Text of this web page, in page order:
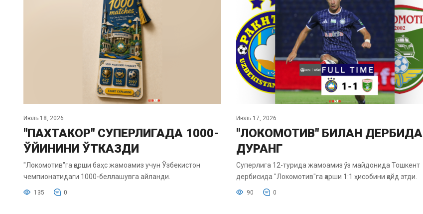
Июль 18, 2026
"ПАХТАКОР" СУПЕРЛИГАДА 1000-
ЎЙИНИНИ ЎТКАЗДИ
"Локомотив"га қарши баҳс жамоамиз учун Ўзбекистон
чемпионатидаги 1000-беллашувга айланди.
135 0
Июль 17, 2026
"ЛОКОМОТИВ" БИЛАН ДЕРБИДА
ДУРАНГ
Суперлига 12-турида жамоамиз ўз майдонида Тошкент
дербисида "Локомотив"га қарши 1:1 ҳисобини қайд этди.
90 0